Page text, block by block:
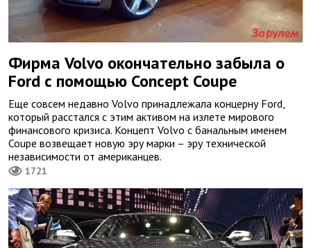
Фирма Volvo окончательно забыла о
Ford с помощью Concept Coupe
Еще совсем недавно Volvo принадлежала концерну Ford,
который расстался с этим активом на излете мирового
финансового кризиса. Концепт Volvo с банальным именем
Coupe возвещает новую эру марки – эру технической
независимости от американцев.
1721